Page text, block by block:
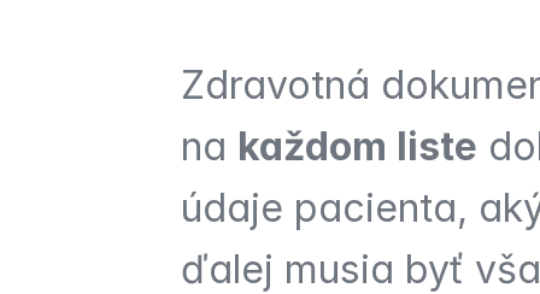
Zdravotná
na každom liste
údaje pacienta,
ďalej musia byť